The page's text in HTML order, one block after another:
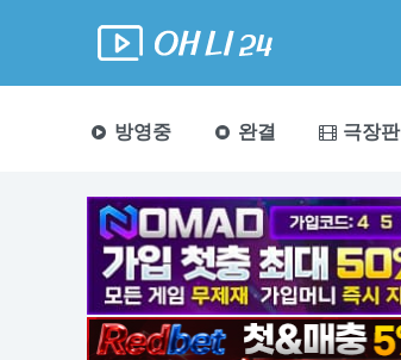
방영중 완결 극장판